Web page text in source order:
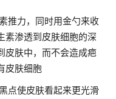
推力，同时用金勺来收
素渗透到皮肤细胞的深
皮肤中，而不会造成疤
皮肤细胞
点使皮肤看起来更光滑